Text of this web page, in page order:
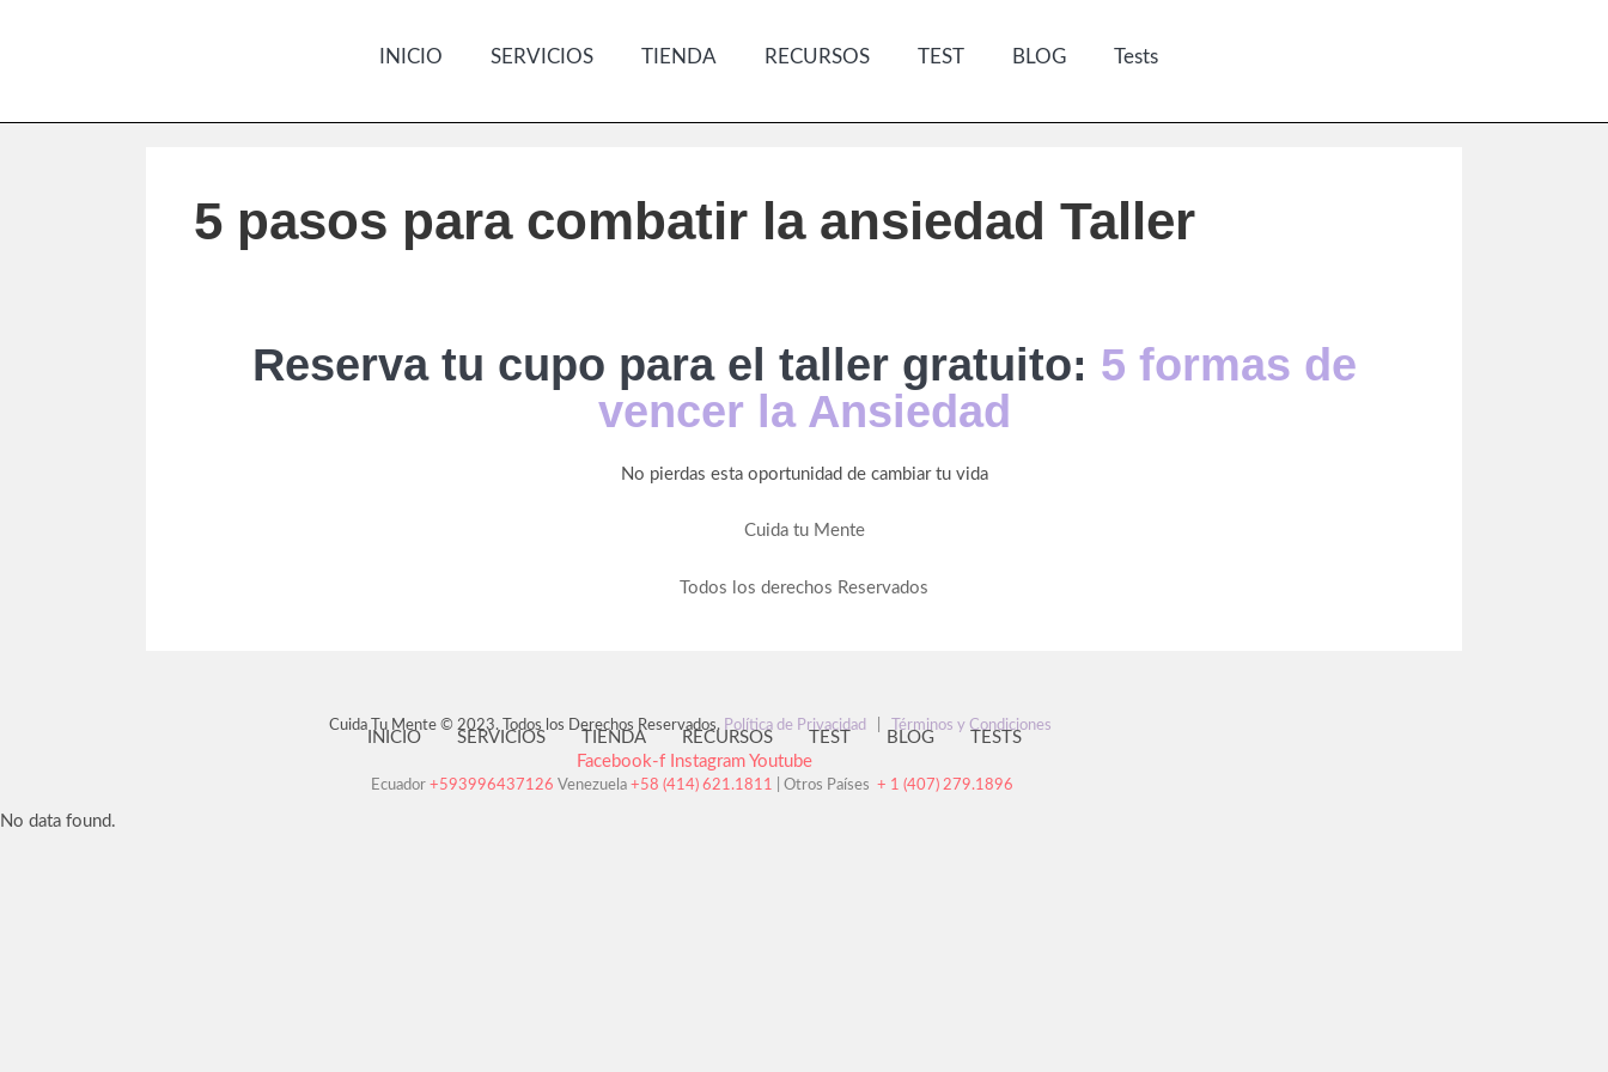
INICIO SERVICIOS TIENDA RECURSOS TEST BLOG Tests
5 pasos para combatir la ansiedad Taller
Reserva tu cupo para el taller gratuito: 5 formas de
vencer la Ansiedad
No pierdas esta oportunidad de cambiar tu vida
Cuida tu Mente
Todos los derechos Reservados
INICIO SERVICIOS TIENDA RECURSOS TEST BLOG TESTS
Ecuador +593996437126 Venezuela +58 (414) 621.1811 | Otros Países + 1 (407) 279.1896
Cuida Tu Mente © 2023. Todos los Derechos Reservados. Política de Privacidad Términos y Condiciones
Facebook-f Instagram Youtube
No data found.